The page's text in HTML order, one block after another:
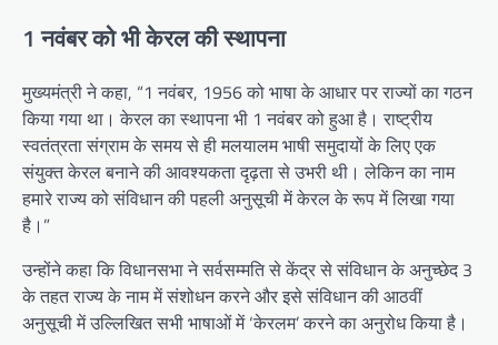
1 नवंबर को भी केरल की स्थापना
मुख्यमंत्री ने कहा, “1 नवंबर, 1956 को भाषा के आधार पर राज्यों का गठन
किया गया था। केरल का स्थापना भी 1 नवंबर को हुआ है। राष्ट्रीय
स्वतंत्रता संग्राम के समय से ही मलयालम भाषी समुदायों के लिए एक
संयुक्त केरल बनाने की आवश्यकता दृढ़ता से उभरी थी। लेकिन का नाम
हमारे राज्य को संविधान की पहली अनुसूची में केरल के रूप में लिखा गया
है।”
उन्होंने कहा कि विधानसभा ने सर्वसम्मति से केंद्र से संविधान के अनुच्छेद 3
के तहत राज्य के नाम में संशोधन करने और इसे संविधान की आठवीं
अनुसूची में उल्लिखित सभी भाषाओं में ‘केरलम’ करने का अनुरोध किया है।